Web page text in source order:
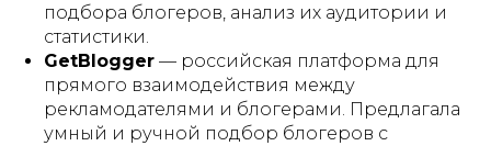
подбора блогеров, анализ их аудитории и
статистики.
GetBlogger — российская платформа для
прямого взаимодействия между
рекламодателями и блогерами. Предлагала
умный и ручной подбор блогеров с